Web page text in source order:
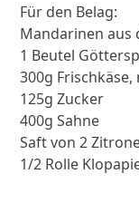
Für den Belag:
Mandarinen aus
1 Beutel
300g
125g Zucker
400g Sahne
Saft von 2
1/2 Rolle